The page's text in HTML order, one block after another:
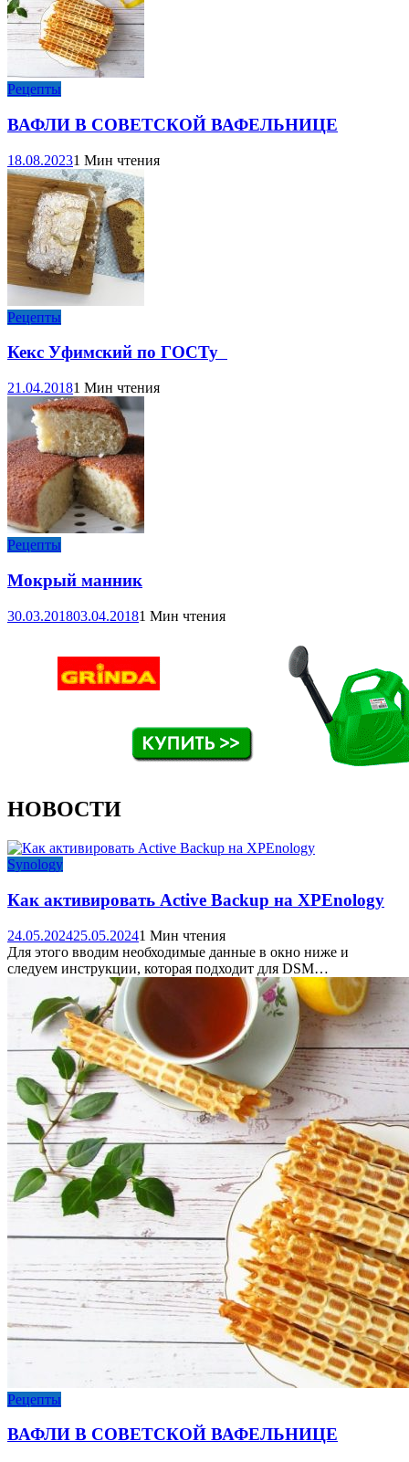
Рецепты
ВАФЛИ В СОВЕТСКОЙ ВАФЕЛЬНИЦЕ
18.08.20231 Мин чтения
Рецепты
Кекс Уфимский по ГОСТу
21.04.20181 Мин чтения
Рецепты
Мокрый манник
30.03.201803.04.20181 Мин чтения
НОВОСТИ
Synology
Как активировать Active Backup на XPEnology
24.05.202425.05.20241 Мин чтения
Для этого вводим необходимые данные в окно ниже и
следуем инструкции, которая подходит для DSM…
Рецепты
ВАФЛИ В СОВЕТСКОЙ ВАФЕЛЬНИЦЕ